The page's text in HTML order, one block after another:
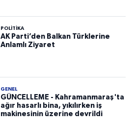
POLITIKA
AK Parti’den Balkan Türklerine
Anlamlı Ziyaret
GENEL
GÜNCELLEME - Kahramanmaraş'ta
ağır hasarlı bina, yıkılırken iş
makinesinin üzerine devrildi